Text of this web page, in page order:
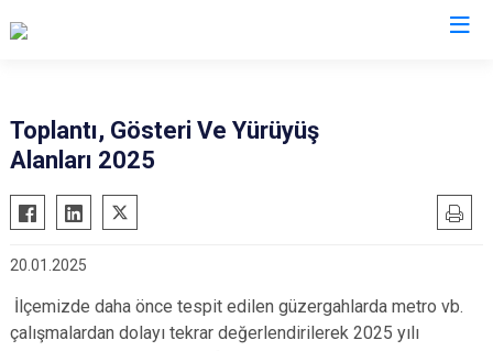
Gebze
Gölcük
Karamürsel
Körfez
Derince
İzmit
Kartepe
Toplantı, Gösteri Ve Yürüyüş
Alanları 2025
20.01.2025
İlçemizde daha önce tespit edilen güzergahlarda metro vb.
çalışmalardan dolayı tekrar değerlendirilerek 2025 yılı